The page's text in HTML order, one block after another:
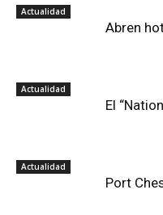
Actualidad
Abren
Actualidad
El
Actualidad
Port